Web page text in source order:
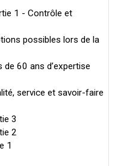
1 - Contrôle et
possibles lors de la
60 ans d’expertise
service et savoir-faire
3
2
1